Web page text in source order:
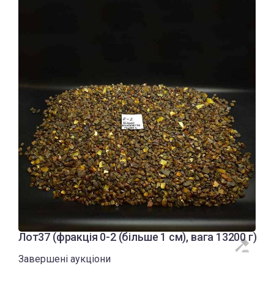
Лот37 (фракція 0-2 (більше 1 см), вага 13200 г)
Завершені аукціони